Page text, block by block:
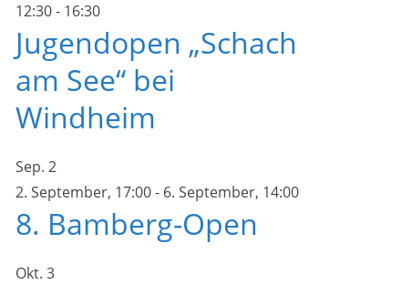
12:30- 16:30
Jugendopen „Schach
am See“ bei
Windheim
Sep. 2
2. September, 17:00- 6. September, 14:00
8. Bamberg-Open
Okt. 3